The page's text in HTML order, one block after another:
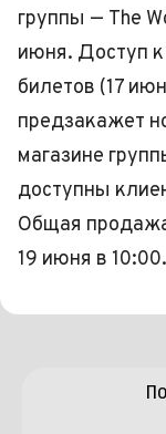
группы — The
июня. Доступ
билетов (17
предзакажет
магазине
доступны
Общая
19 июня в 10:00.